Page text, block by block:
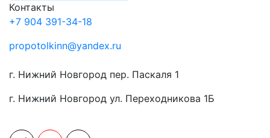
Контакты
+7 904 391-34-18
propotolkinn@yandex.ru
г. Нижний Новгород пер. Паскаля 1
г. Нижний Новгород ул. Переходникова 1Б